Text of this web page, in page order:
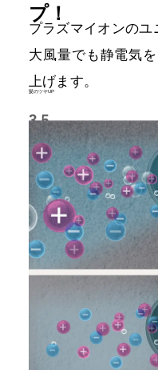
プ！
プラズマイオンのユ
大風量でも静電気
上げます。
髪のツヤUP
＊乾燥前の毛束と